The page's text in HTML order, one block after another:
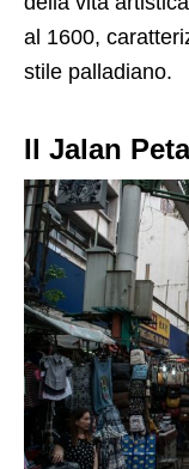
al 1600,
stile palladiano.
Il Jalan